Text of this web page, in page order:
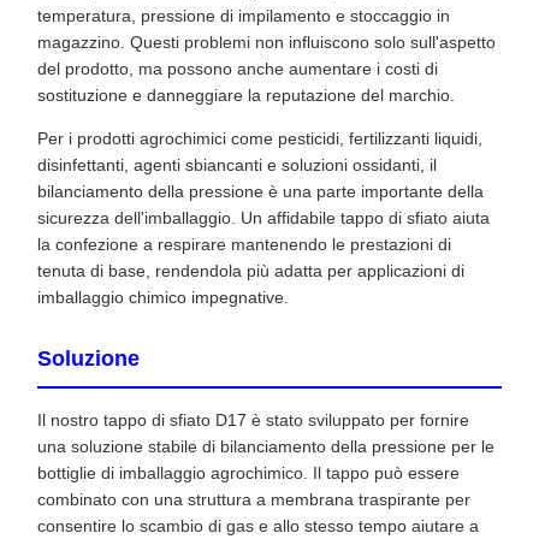
temperatura, pressione di impilamento e stoccaggio in
magazzino. Questi problemi non influiscono solo sull'aspetto
del prodotto, ma possono anche aumentare i costi di
sostituzione e danneggiare la reputazione del marchio.
Per i prodotti agrochimici come pesticidi, fertilizzanti liquidi,
disinfettanti, agenti sbiancanti e soluzioni ossidanti, il
bilanciamento della pressione è una parte importante della
sicurezza dell'imballaggio. Un affidabile tappo di sfiato aiuta
la confezione a respirare mantenendo le prestazioni di
tenuta di base, rendendola più adatta per applicazioni di
imballaggio chimico impegnative.
Soluzione
Il nostro tappo di sfiato D17 è stato sviluppato per fornire
una soluzione stabile di bilanciamento della pressione per le
bottiglie di imballaggio agrochimico. Il tappo può essere
combinato con una struttura a membrana traspirante per
consentire lo scambio di gas e allo stesso tempo aiutare a